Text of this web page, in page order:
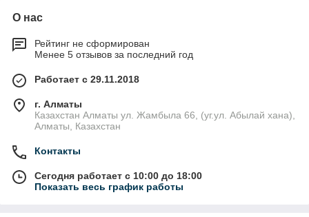
О нас
Рейтинг не сформирован
Менее 5 отзывов за последний год
Работает с 29.11.2018
г. Алматы
Казахстан Алматы ул. Жамбыла 66, (уг.ул. Абылай хана),
Алматы, Казахстан
Контакты
Сегодня работает с 10:00 до 18:00
Показать весь график работы